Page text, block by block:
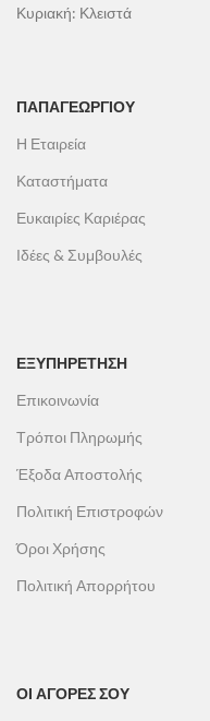
Κυριακή: Κλειστά
ΠΑΠΑΓΕΩΡΓΊΟΥ
Η Εταιρεία
Καταστήματα
Ευκαιρίες Καριέρας
Ιδέες & Συμβουλές
ΕΞΥΠΗΡΕΤΗΣΗ
Επικοινωνία
Τρόποι Πληρωμής
Έξοδα Αποστολής
Πολιτική Επιστροφών
Όροι Χρήσης
Πολιτική Απορρήτου
ΟΙ ΑΓΟΡΕΣ ΣΟΥ